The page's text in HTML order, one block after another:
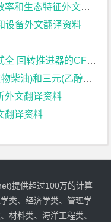
态特征外文翻译资料
设备外文翻译资料
器的CFD研究外文翻译资料
合燃料在内燃机减排上的作用外文翻译资料
外文翻译资料
翻译资料
提供超过100万的计算
类、经济学类、管理学
材料类、海洋工程类、